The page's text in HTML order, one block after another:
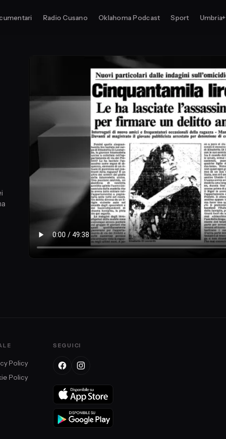
Radio Cusano Oklahoma Podcast Sport Umbria+
Policy
Policy
SEGUICI